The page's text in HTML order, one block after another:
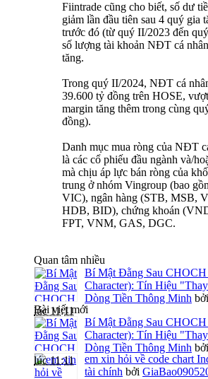
Fiintrade cũng cho biết, số dư
giảm lần đầu tiên sau 4 quý gia
trước đó (từ quý II/2023 đến
số lượng tài khoản NĐT cá
tăng.
Trong quý II/2024, NĐT cá
39.600 tỷ đồng trên HOSE,
margin tăng thêm trong cùng
đồng).
Danh mục mua ròng của NĐT
là các cổ phiếu đầu ngành và/
mà chịu áp lực bán ròng của
trung ở nhóm Vingroup (bao
VIC), ngân hàng (STB, MSB,
HDB, BID), chứng khoán
FPT, VNM, GAS, DGC.
Quan tâm nhiều
Bí Mật Đằng Sau CHOCH
Character): Tín Hiệu
Dòng Tiền Thông Minh bởi
lúc 11:11
Bài viết mới
Bí Mật Đằng Sau CHOCH
Character): Tín Hiệu
Dòng Tiền Thông Minh bởi
lúc 11:11
em xin hỏi về code chart
tài chính bởi